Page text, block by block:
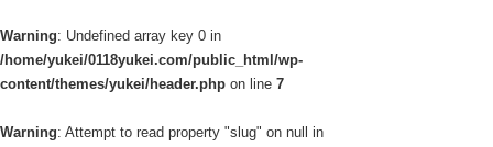
Warning: Undefined array key 0 in
/home/yukei/0118yukei.com/public_html/wp-
content/themes/yukei/header.php on line 7
Warning: Attempt to read property "slug" on null in